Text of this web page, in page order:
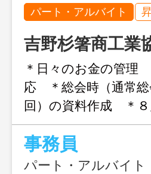
パート・アルバイト
吉野杉箸商工業
＊日々のお金の管
応 ＊総会時（通常総
回）の資料作成 ＊
＊パソコンを使
更なし】
事務員
パート・アルバイト